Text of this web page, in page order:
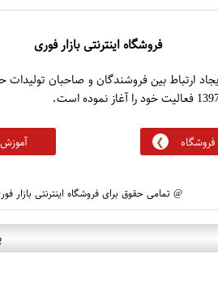
فروشگاه اینترنتی بازار فوری
ارتباط بین فروشندگان و صاحبان
آموزش
@ تمامی حقوق برای فروشگاه اینترنتی بازار